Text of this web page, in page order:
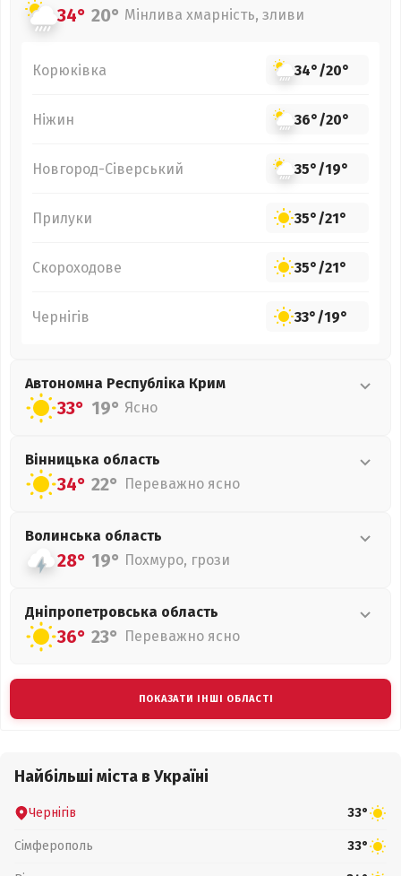
34° 20° Мінлива хмарність, зливи
Корюківка 34°/20°
Ніжин 36°/20°
Новгород-Сіверський 35°/19°
Прилуки 35°/21°
Скороходове 35°/21°
Чернігів 33°/19°
Автономна Республіка Крим
33° 19° Ясно
Вінницька область
34° 22° Переважно ясно
Волинська область
28° 19° Похмуро, грози
Дніпропетровська область
36° 23° Переважно ясно
ПОКАЗАТИ ІНШІ ОБЛАСТІ
Найбільші міста в Україні
Чернігів 33°
Сімферополь 33°